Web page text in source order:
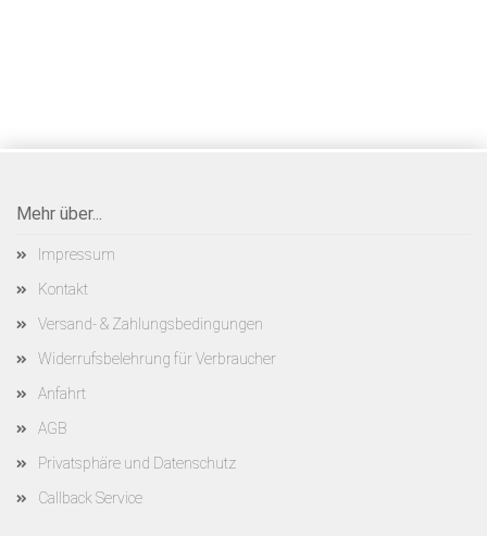
Mehr über...
Impressum
Kontakt
Versand- & Zahlungsbedingungen
Widerrufsbelehrung für Verbraucher
Anfahrt
AGB
Privatsphäre und Datenschutz
Callback Service